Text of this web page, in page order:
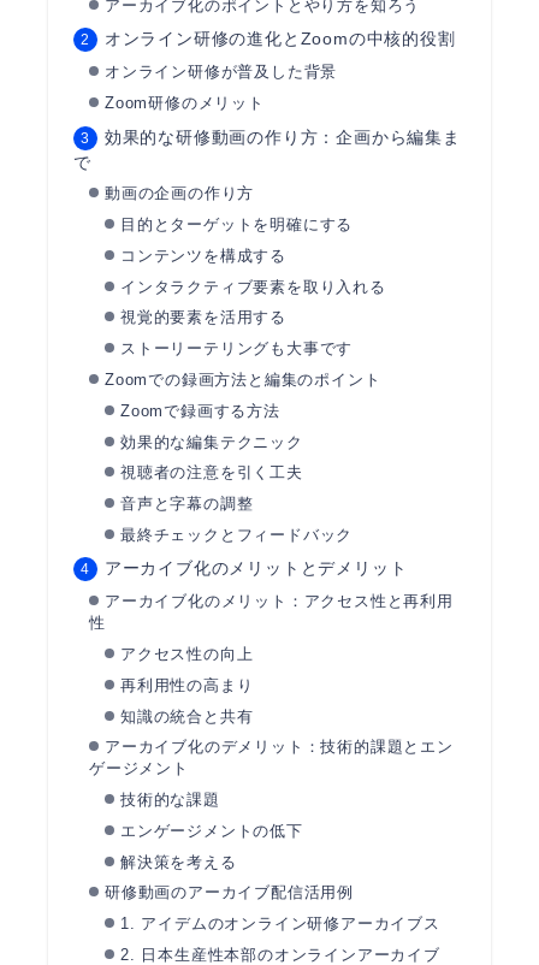
アーカイブ化のポイントとやり方を知ろう
オンライン研修の進化とZoomの中核的役割
オンライン研修が普及した背景
Zoom研修のメリット
効果的な研修動画の作り方：企画から編集ま
で
動画の企画の作り方
目的とターゲットを明確にする
コンテンツを構成する
インタラクティブ要素を取り入れる
視覚的要素を活用する
ストーリーテリングも大事です
Zoomでの録画方法と編集のポイント
Zoomで録画する方法
効果的な編集テクニック
視聴者の注意を引く工夫
音声と字幕の調整
最終チェックとフィードバック
アーカイブ化のメリットとデメリット
アーカイブ化のメリット：アクセス性と再利用
性
アクセス性の向上
再利用性の高まり
知識の統合と共有
アーカイブ化のデメリット：技術的課題とエン
ゲージメント
技術的な課題
エンゲージメントの低下
解決策を考える
研修動画のアーカイブ配信活用例
1. アイデムのオンライン研修アーカイブス
2. 日本生産性本部のオンラインアーカイブ